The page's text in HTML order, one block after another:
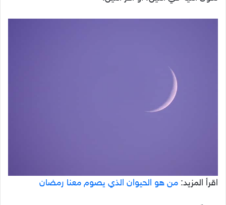
اقرأ المزيد: من هو الحيوان الذي يصوم معنا رمضان